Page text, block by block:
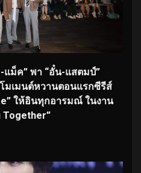
ม็ค” พา “อั๋น-แสตมป์”
มเมนต์หวานตอนแรกซีรีส์
ให้อินทุกอารมณ์ ในงาน
Together”